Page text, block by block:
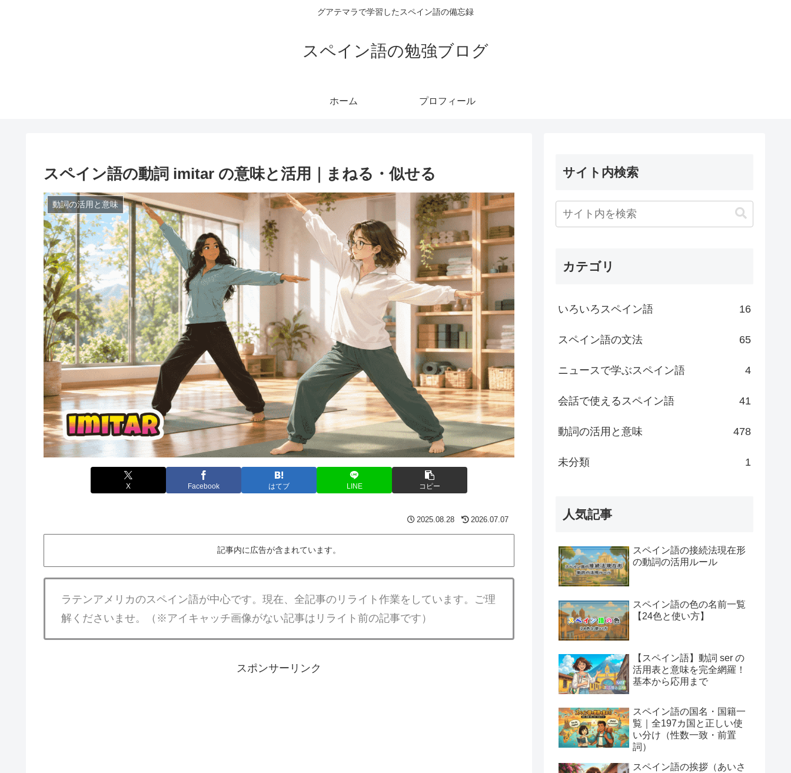
グアテマラで学習したスペイン語の備忘録
スペイン語の勉強ブログ
ホーム プロフィール
スペイン語の動詞 imitar の意味と活用｜まねる・似せる
動詞の活用と意味
X Facebook はてブ LINE コピー
2025.08.28 2026.07.07
記事内に広告が含まれています。
ラテンアメリカのスペイン語が中心です。現在、全記事のリライト作業をしています。ご理
解くださいませ。（※アイキャッチ画像がない記事はリライト前の記事です）
スポンサーリンク
サイト内検索
カテゴリ
いろいろスペイン語 16
スペイン語の文法 65
ニュースで学ぶスペイン語 4
会話で使えるスペイン語 41
動詞の活用と意味 478
未分類 1
人気記事
スペイン語の接続法現在形
の動詞の活用ルール
スペイン語の色の名前一覧
【24色と使い方】
【スペイン語】動詞 ser の
活用表と意味を完全網羅！
基本から応用まで
スペイン語の国名・国籍一
覧｜全197カ国と正しい使
い分け（性数一致・前置
詞）
スペイン語の挨拶（あいさ